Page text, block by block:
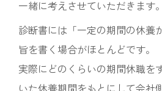
一緒に考えさせていただきます。
診断書には「一定の期間の休養
旨を書く場合がほとんどです。
実際にどのくらいの期間休職を
いた休養期間をもとにして会社